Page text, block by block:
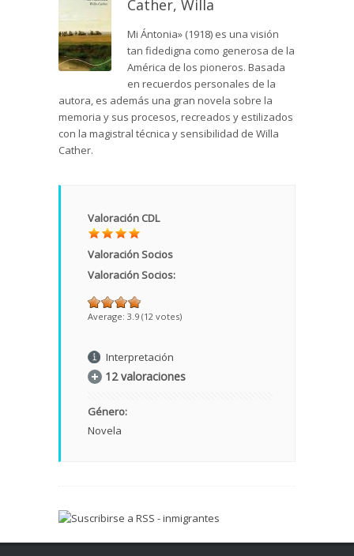
Cather, Willa
Mi Ántonia» (1918) es una visión
tan fidedigna como generosa de la
América de los pioneros. Basada
en recuerdos personales de la
autora, es además una gran novela sobre la
memoria y sus procesos, recreados y estilizados
con la magistral técnica y sensibilidad de Willa
Cather.
Valoración CDL
Valoración Socios
Valoración Socios:
Average: 3.9 (12 votes)
Interpretación
12 valoraciones
Género:
Novela